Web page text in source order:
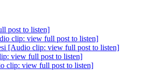
post to listen]
clip: view full post to listen]
[Audio clip: view full post to listen]
view full post to listen]
clip: view full post to listen]